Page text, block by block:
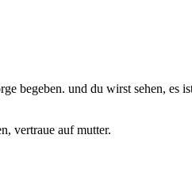
begeben. und du wirst sehen, es
vertraue auf mutter.